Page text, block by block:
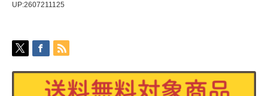
UP:2607211125